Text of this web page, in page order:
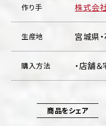
作り手 株式会
生産地 宮城県
購入方法 ・店舗
商品をシェア